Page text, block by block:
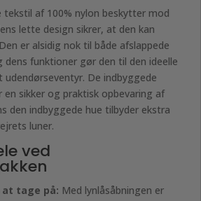
tekstil af 100% nylon beskytter mod
lette design sikrer, at den kan
er alsidig nok til både afslappede
dens funktioner gør den til den ideelle
De indbyggede
en sikker og praktisk opbevaring af
den indbyggede hue tilbyder ekstra
luner.
ved
tage på: Med lynlåsåbningen er